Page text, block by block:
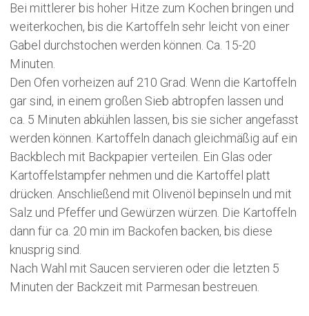
Bei mittlerer bis hoher Hitze zum Kochen bringen und
weiterkochen, bis die Kartoffeln sehr leicht von einer
Gabel durchstochen werden können. Ca. 15-20
Minuten.
Den Ofen vorheizen auf 210 Grad. Wenn die Kartoffeln
gar sind, in einem großen Sieb abtropfen lassen und
ca. 5 Minuten abkühlen lassen, bis sie sicher angefasst
werden können. Kartoffeln danach gleichmäßig auf ein
Backblech mit Backpapier verteilen. Ein Glas oder
Kartoffelstampfer nehmen und die Kartoffel platt
drücken. Anschließend mit Olivenöl bepinseln und mit
Salz und Pfeffer und Gewürzen würzen. Die Kartoffeln
dann für ca. 20 min im Backofen backen, bis diese
knusprig sind.
Nach Wahl mit Saucen servieren oder die letzten 5
Minuten der Backzeit mit Parmesan bestreuen.